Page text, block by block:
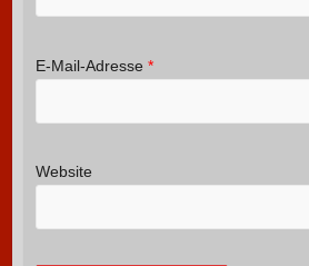
E-Mail-Adresse *
Website